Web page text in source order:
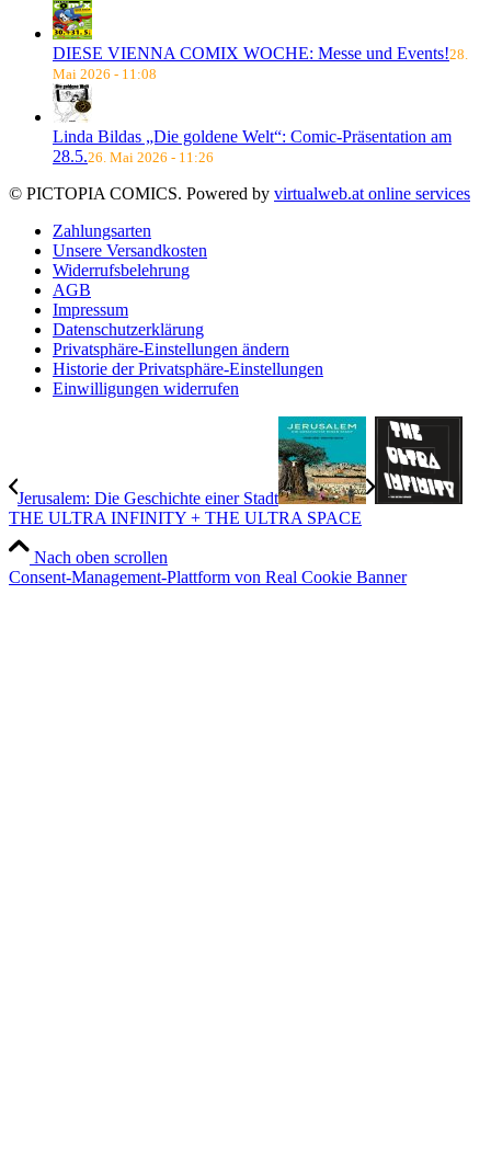
DIESE VIENNA COMIX WOCHE: Messe und Events!28.
Mai 2026 - 11:08
Linda Bildas „Die goldene Welt“: Comic-Präsentation am
28.5.26. Mai 2026 - 11:26
© PICTOPIA COMICS. Powered by virtualweb.at online services
Zahlungsarten
Unsere Versandkosten
Widerrufsbelehrung
AGB
Impressum
Datenschutzerklärung
Privatsphäre-Einstellungen ändern
Historie der Privatsphäre-Einstellungen
Einwilligungen widerrufen
Jerusalem: Die Geschichte einer Stadt
THE ULTRA INFINITY + THE ULTRA SPACE
Nach oben scrollen
Consent-Management-Plattform von Real Cookie Banner